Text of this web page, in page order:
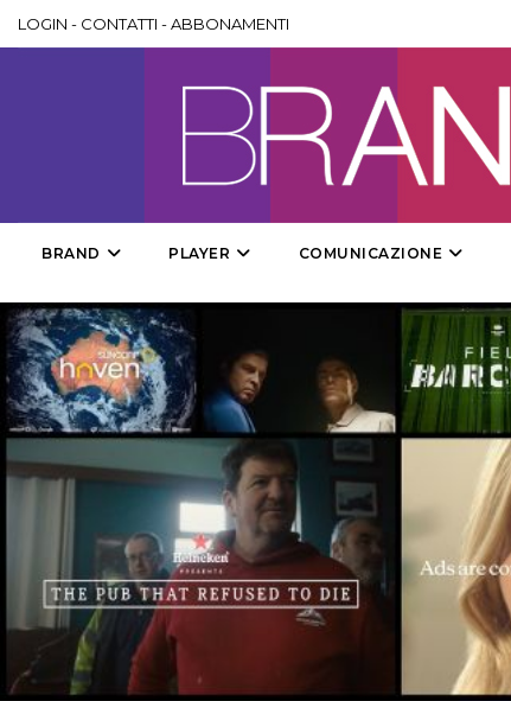
LOGIN - CONTATTI -ABBONAMENTI
BRAND PLAYER COMUNICAZIONE